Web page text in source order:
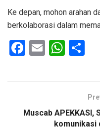
Ke depan, mohon arahan
berkolaborasi dalam
F
o
E
W
A
p
e
Muscab APEKKASI,
komunikasi